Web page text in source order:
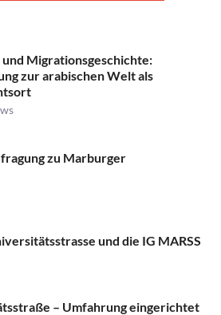
Migrationsgeschichte:
zur arabischen Welt als
zu Marburger
und die IG MARSS
­– Umfahrung eingerichtet